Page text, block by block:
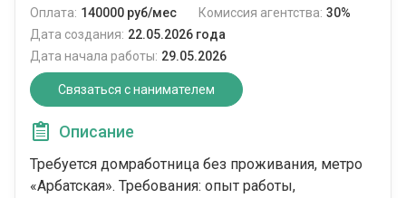
Оплата: 140000 руб/мес Комиссия агентства: 30%
Дата создания: 22.05.2026 года
Дата начала работы: 29.05.2026
Связаться с нанимателем
Описание
Требуется домработница без проживания, метро
«Арбатская». Требования: опыт работы,